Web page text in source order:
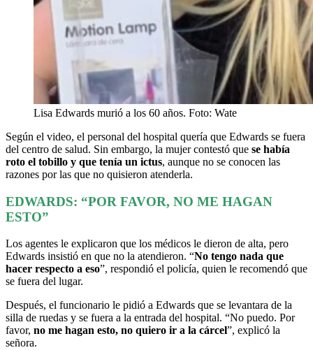
Lisa Edwards murió a los 60 años. Foto: Wate
Según el video, el personal del hospital quería que Edwards se fuera
del centro de salud. Sin embargo, la mujer contestó que se había
roto el tobillo y que tenía un ictus, aunque no se conocen las
razones por las que no quisieron atenderla.
EDWARDS: “POR FAVOR, NO ME HAGAN
ESTO”
Los agentes le explicaron que los médicos le dieron de alta, pero
Edwards insistió en que no la atendieron. “No tengo nada que
hacer respecto a eso”, respondió el policía, quien le recomendó que
se fuera del lugar.
Después, el funcionario le pidió a Edwards que se levantara de la
silla de ruedas y se fuera a la entrada del hospital. “No puedo. Por
favor, no me hagan esto, no quiero ir a la cárcel”, explicó la
señora.